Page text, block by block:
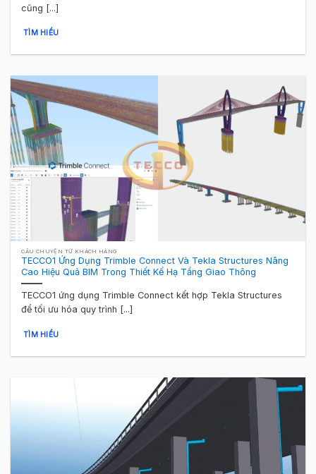
cũng [...]
TÌM HIỂU
CÂU CHUYỆN TỪ KHÁCH HÀNG
TECCO1 Ứng Dụng Trimble Connect Và Tekla Structures Nâng
Cao Hiệu Quả BIM Trong Thiết Kế Hạ Tầng Giao Thông
TECCO1 ứng dụng Trimble Connect kết hợp Tekla Structures
để tối ưu hóa quy trình [...]
TÌM HIỂU